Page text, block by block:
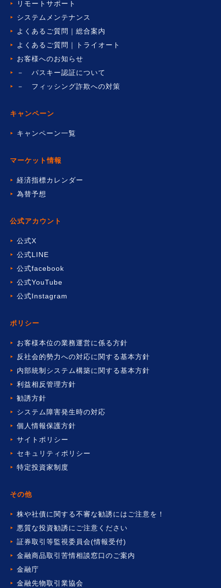
キャンペーン
キャンペーン一覧
マーケット情報
経済指標カレンダー
為替予想
公式アカウント
公式X
公式LINE
公式facebook
公式YouTube
公式Instagram
ポリシー
お客様本位の業務運営に係る方針
反社会的勢力への対応に関する基本方針
内部統制システム構築に関する基本方針
利益相反管理方針
勧誘方針
システム障害発生時の対応
個人情報保護方針
サイトポリシー
セキュリティポリシー
特定投資家制度
リモートサポート
システムメンテナンス
よくあるご質問｜総合案内
よくあるご質問｜トライオート
お客様へのお知らせ
－ パスキー認証について
－ フィッシング詐欺への対策
その他
株や社債に関する不審な勧誘には ご注意を！
悪質な投資勧誘にご注意ください
証券取引等監視委員会(情報受付)
金融商品取引苦情相談窓口のご案内
金融庁
金融先物取引業協会